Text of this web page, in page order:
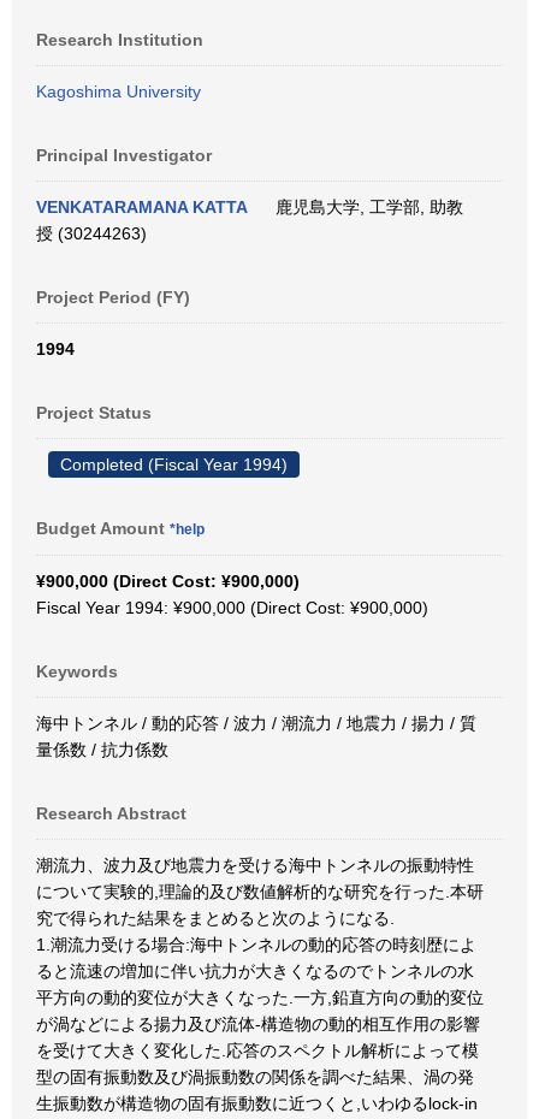
Research Institution
Kagoshima University
Principal Investigator
VENKATARAMANA KATTA
鹿児島大学, 工学部, 助教
授 (30244263)
Project Period (FY)
1994
Project Status
Completed (Fiscal Year 1994)
Budget Amount *help
¥900,000 (Direct Cost: ¥900,000)
Fiscal Year 1994: ¥900,000 (Direct Cost: ¥900,000)
Keywords
海中トンネル / 動的応答 / 波力 / 潮流力 / 地震力 / 揚力 / 質
量係数 / 抗力係数
Research Abstract
潮流力、波力及び地震力を受ける海中トンネルの振動特性
について実験的,理論的及び数値解析的な研究を行った.本研
究で得られた結果をまとめると次のようになる.
1.潮流力受ける場合:海中トンネルの動的応答の時刻歴によ
ると流速の増加に伴い抗力が大きくなるのでトンネルの水
平方向の動的変位が大きくなった.一方,鉛直方向の動的変位
が渦などによる揚力及び流体-構造物の動的相互作用の影響
を受けて大きく変化した.応答のスペクトル解析によって模
型の固有振動数及び渦振動数の関係を調べた結果、渦の発
生振動数が構造物の固有振動数に近つくと,いわゆるlock-in